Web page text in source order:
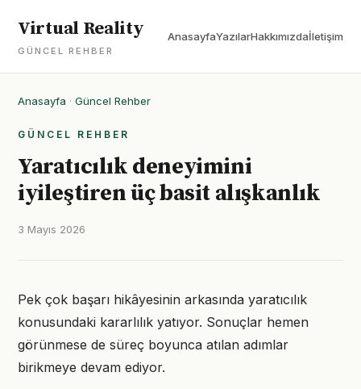
Virtual Reality
GÜNCEL REHBER
AnasayfaYazılarHakkımızdaİletişim
Anasayfa · Güncel Rehber
GÜNCEL REHBER
Yaratıcılık deneyimini
iyileştiren üç basit alışkanlık
3 Mayıs 2026
Pek çok başarı hikâyesinin arkasında yaratıcılık
konusundaki kararlılık yatıyor. Sonuçlar hemen
görünmese de süreç boyunca atılan adımlar
birikmeye devam ediyor.